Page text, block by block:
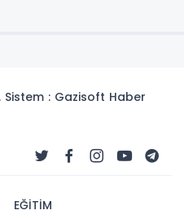
Sistem : Gazisoft Haber
EĞİTİM